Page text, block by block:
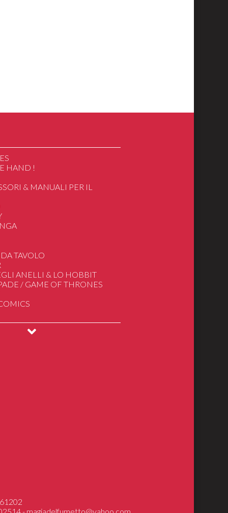
HAND !
& MANUALI PER IL
Cartoon
Film
TAVOLO
ANELLI & LO HOBBIT
/ GAME OF THRONES
- magiadelfumetto@yahoo.com